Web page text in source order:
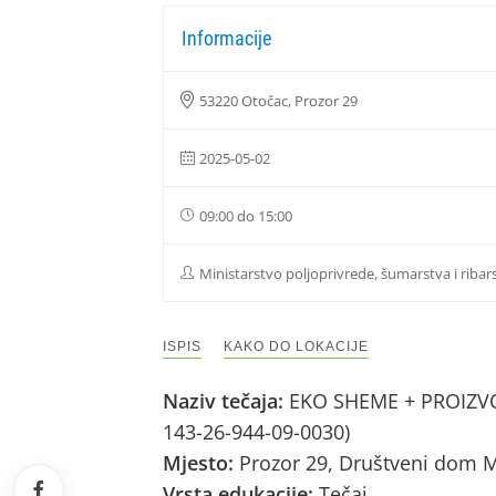
Informacije
53220 Otočac, Prozor 29
2025-05-02
09:00 do 15:00
Ministarstvo poljoprivrede, šumarstva i
ISPIS KAKO DO LOKACIJE
Naziv tečaja: EKO SHEME +
143-26-944-09-0030)
Mjesto: Prozor 29, Društveni dom